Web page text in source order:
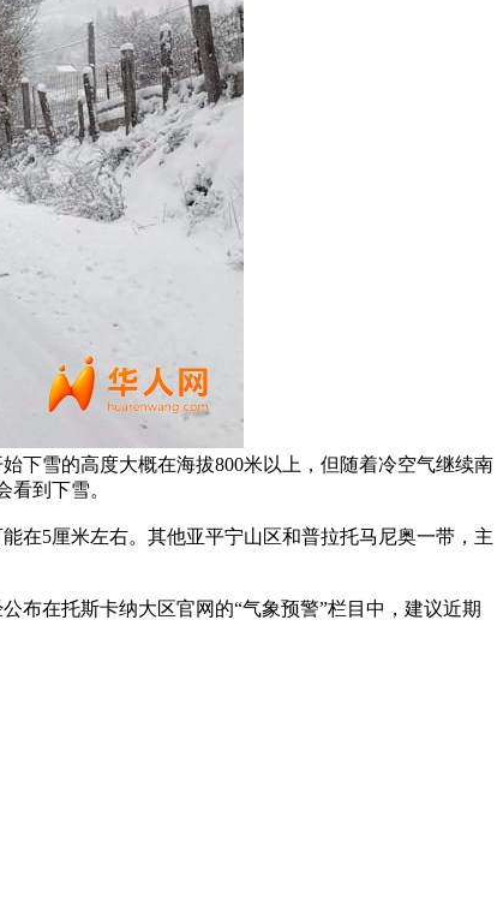
下雪的高度大概在海拔800米以上，但随着冷空气继续南
到下雪。
在5厘米左右。其他亚平宁山区和普拉托马尼奥一带，主
布在托斯卡纳大区官网的“气象预警”栏目中，建议近期